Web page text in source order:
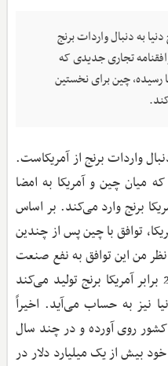
به دنبال واردات برنج
تجاری جدیدی که
رسیده، چین برای نخستین
واردات برنج از آمریکاست.
میان چین و آمریکا به امضا
برنج وارد می‌کند. بر اساس
توافق با چین پس از چندین
من این توافق به نفع صنعت
و کشاورزان ما خواهد بود. چین 20 برابر آمریکا برنج تولید می‌کند
نیز به حساب می‌آید. اخیراً
کشور روی آورده و در چند سال
بیش از یک میلیارد دلار در